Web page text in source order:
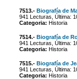
7513.- Biografía de
941 Lecturas, Última:
Categoria: Historia
7514.- Biografía de
941 Lecturas, Última:
Categoria: Historia
7515.- Biografía de
941 Lecturas, Última:
Categoria: Historia